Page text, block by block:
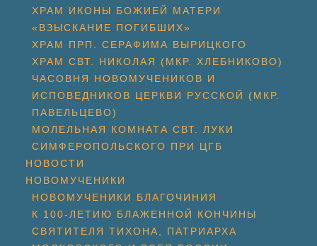
ХРАМ ИКОНЫ БОЖИЕЙ МАТЕРИ
«ВЗЫСКАНИЕ ПОГИБШИХ»
ХРАМ ПРП. СЕРАФИМА ВЫРИЦКОГО
ХРАМ СВТ. НИКОЛАЯ (МКР. ХЛЕБНИКОВО)
ЧАСОВНЯ НОВОМУЧЕНИКОВ И
ИСПОВЕДНИКОВ ЦЕРКВИ РУССКОЙ (МКР.
ПАВЕЛЬЦЕВО)
МОЛЕЛЬНАЯ КОМНАТА СВТ. ЛУКИ
СИМФЕРОПОЛЬСКОГО ПРИ ЦГБ
НОВОСТИ
НОВОМУЧЕНИКИ
НОВОМУЧЕНИКИ БЛАГОЧИНИЯ
К 100-ЛЕТИЮ БЛАЖЕННОЙ КОНЧИНЫ
СВЯТИТЕЛЯ ТИХОНА, ПАТРИАРХА